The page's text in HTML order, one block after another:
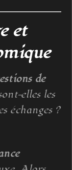
et
de
elles les
échanges ?